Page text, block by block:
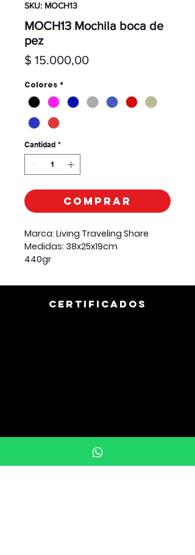
SKU: MOCH13
MOCH13 Mochila boca de
pez
$ 15.000,00Precio
Colores *
Cantidad *
Comprar
Marca: Living Traveling Share
Medidas: 38x25x19cm
440gr
CERTIFICADOS
info@uprintargentina.com.ar